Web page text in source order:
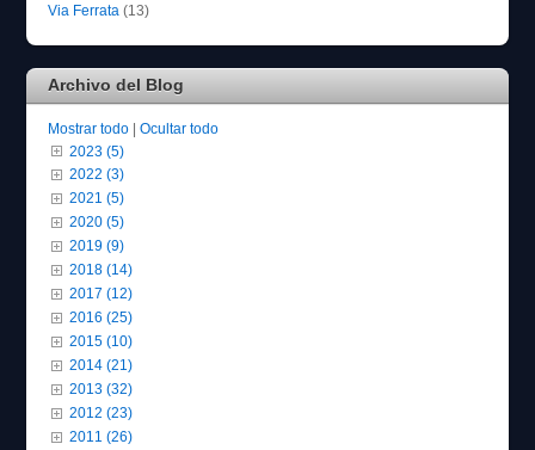
Via Ferrata (13)
Archivo del Blog
Mostrar todo |Ocultar todo
2023 (5)
2022 (3)
2021 (5)
2020 (5)
2019 (9)
2018 (14)
2017 (12)
2016 (25)
2015 (10)
2014 (21)
2013 (32)
2012 (23)
2011 (26)